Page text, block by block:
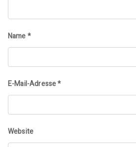
Name*
E-Mail-Adresse*
Website